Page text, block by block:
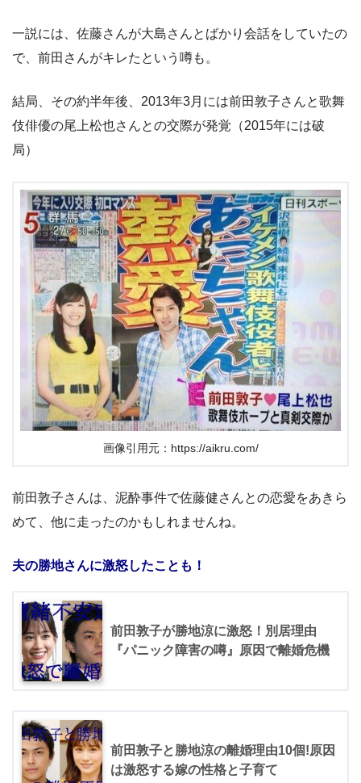
一説には、佐藤さんが大島さんとばかり会話をしていたの
で、前田さんがキレたという噂も。
結局、その約半年後、2013年3月には前田敦子さんと歌舞
伎俳優の尾上松也さんとの交際が発覚（2015年には破
局）
画像引用元：https://aikru.com/
前田敦子さんは、泥酔事件で佐藤健さんとの恋愛をあきら
めて、他に走ったのかもしれませんね。
夫の勝地さんに激怒したことも！
前田敦子が勝地涼に激怒！別居理由
『パニック障害の噂』原因で離婚危機
前田敦子と勝地涼の離婚理由10個!原因
は激怒する嫁の性格と子育て